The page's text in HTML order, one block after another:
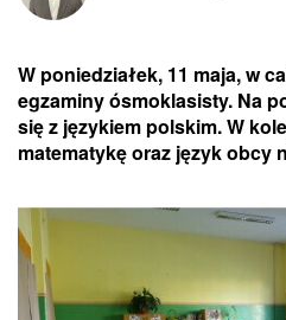
W poniedziałek, 11 maja, w
egzaminy ósmoklasisty. Na
się z językiem polskim. W
matematykę oraz język obcy